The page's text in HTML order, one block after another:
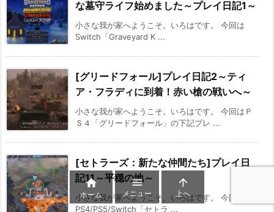
な墓守ライフ始めました～プレイ日記1～
小さな我が家へようこそ。いろはです。 今回は
Switch「Graveyard K ...
[グリードフォール]プレイ日記2～ティ
ア・フラディに到着！赤い槍の戦いへ～
小さな我が家へようこそ。いろはです。 今回はＰ
Ｓ４「グリードフォール」の下記プレ ...
[セトラーズ：新たな仲間たち]プレイ日
記11～平穏の地～
小さな我が家へようこそ。いろはです。 今回は
PS4/PS5/Switch「セトラ ...

ホーム

メニュー

上へ